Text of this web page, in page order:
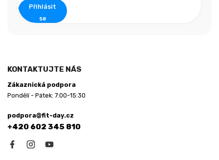
Přihlásit
se
KONTAKTUJTE NÁS
Zákaznická podpora
Pondělí - Pátek: 7:00-15:30
podpora@fit-day.cz
+420 602 345 810